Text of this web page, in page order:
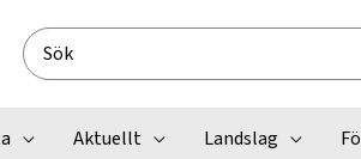
Search
for:
Aktuellt Landslag